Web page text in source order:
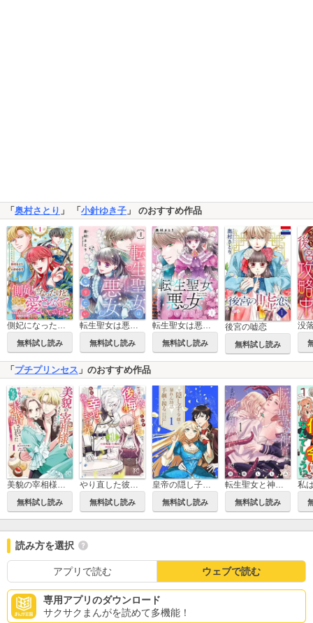
「奥村さとり 」 「小針ゆき子 」 のおすすめ作品
側妃になったけど、別に愛さなくていいですよ？～他力本願な妃はぐーたらライフを送りたい～（話売り）
無料試し読み
転生聖女は悪女になりたい(話売り)
無料試し読み
転生聖女は悪女になりたい【電子単行本】
無料試し読み
後宮の嘘恋
無料試し読み
「プチプリンセス 」のおすすめ作品
美貌の宰相様がまったく乗り気でなかったので、好き勝手したら、なぜか求婚されてしまった 溺愛とお菓子でお腹いっぱい
無料試し読み
やり直した彼らだけが後悔します。私は幸せになりますが。
無料試し読み
皇帝の隠し子の令嬢は暴れん坊公爵令息の手綱を握る。(話売り)
無料試し読み
転生聖女と神官はまだ愛を知らない【電子単行本】
無料試し読み
読み方を選択
アプリで読む ウェブで読む
専用アプリのダウンロード
サクサクまんがを読めて多機能！